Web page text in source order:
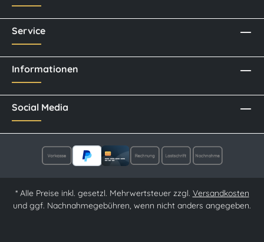
Social Media
Service
Informationen
* Alle Preise inkl. gesetzl. Mehrwertsteuer zzgl. Versandkosten
und ggf. Nachnahmegebühren, wenn nicht anders angegeben.